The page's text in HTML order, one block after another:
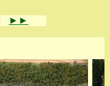
►►